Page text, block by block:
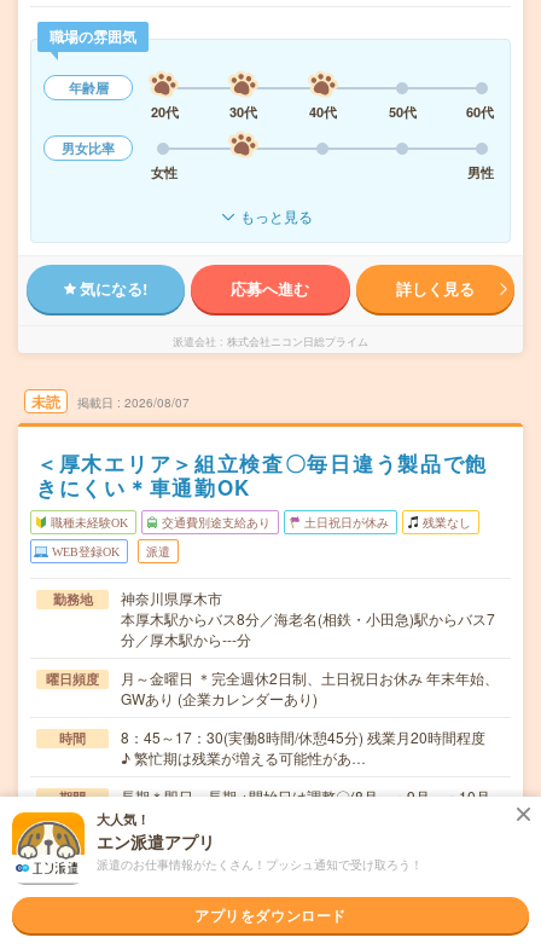
職場の雰囲気
年齢層
20代
30代 40代 50代
60代
男女比率
女性
男性
もっと見る
気になる! 応募へ進む 詳しく見る
派遣会社 株式会社ニコン日総プライム
未読 掲載日 2026/08/07
＜厚木エリア＞組立検査〇毎日違う製品で飽
きにくい＊車通勤OK
職種未経験OK 交通費別途支給あり 土日祝日が休み 残業なし
WEB登録OK 派遣
勤務地
神奈川県厚木市
本厚木駅からバス8分／海老名(相鉄・小田急)駅からバス7
分／厚木駅から---分
曜日頻度
月～金曜日 ＊完全週休2日制、土日祝日お休み 年末年始、
GWあり (企業カレンダーあり)
時間
8：45～17：30(実働8時間/休憩45分) 残業月20時間程度
♪ 繁忙期は残業が増える可能性があ…
期間
長期＊即日～長期 ※開始日は調整〇(8月～・9月～・10月～
〇)
時給
時給1500円～ 【月収例】24万円=時給1500円×実働8時間
×20日
※交通費実費3万円/月まで支給
大人気！
エン派遣アプリ
派遣のお仕事情報がたくさん！プッシュ通知で受け取ろう！
アプリをダウンロード